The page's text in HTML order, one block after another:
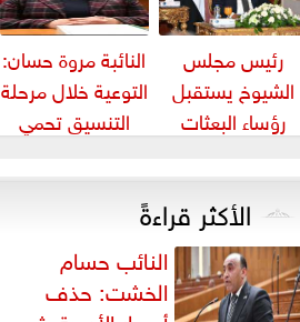
رئيس مجلس
الشيوخ يستقبل
رؤساء البعثات
المصرية بالخارج
النائبة مروة حسان:
التوعية خلال مرحلة
التنسيق تحمي
الأكاديمي
الأكثر قراءةً
النائب حسام
الخشت: حذف